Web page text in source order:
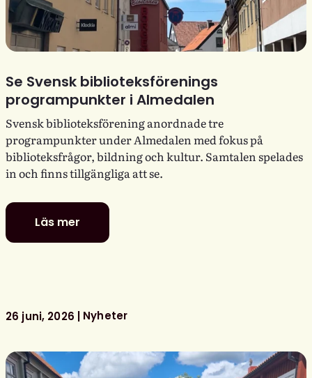
Se Svensk biblioteksförenings
programpunkter i Almedalen
Svensk biblioteksförening anordnade tre
programpunkter under Almedalen med fokus på
biblioteksfrågor, bildning och kultur. Samtalen spelades
in och finns tillgängliga att se.
Läs mer
Se
Svensk
Almedalen
26 juni, 2026 Nyheter